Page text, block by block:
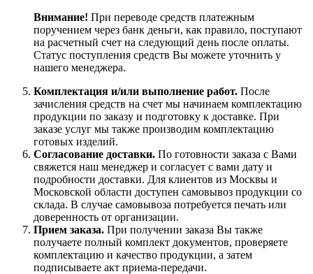
Внимание! При переводе средств платежным
поручением через банк деньги, как правило, поступают
на расчетный счет на следующий день после оплаты.
Статус поступления средств Вы можете уточнить у
нашего менеджера.
Комплектация и/или выполнение работ. После
зачисления средств на счет мы начинаем комплектацию
продукции по заказу и подготовку к доставке. При
заказе услуг мы также производим комплектацию
готовых изделий.
Согласование доставки. По готовности заказа с Вами
свяжется наш менеджер и согласует с вами дату и
подробности доставки. Для клиентов из Москвы и
Московской области доступен самовывоз продукции со
склада. В случае самовывоза потребуется печать или
доверенность от организации.
Прием заказа. При получении заказа Вы также
получаете полный комплект документов, проверяете
комплектацию и качество продукции, а затем
подписываете акт приема-передачи.